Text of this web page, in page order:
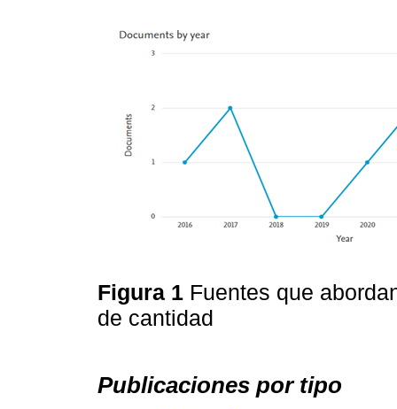
Figura 1 Fuentes que
de cantidad
Publicaciones por tipo